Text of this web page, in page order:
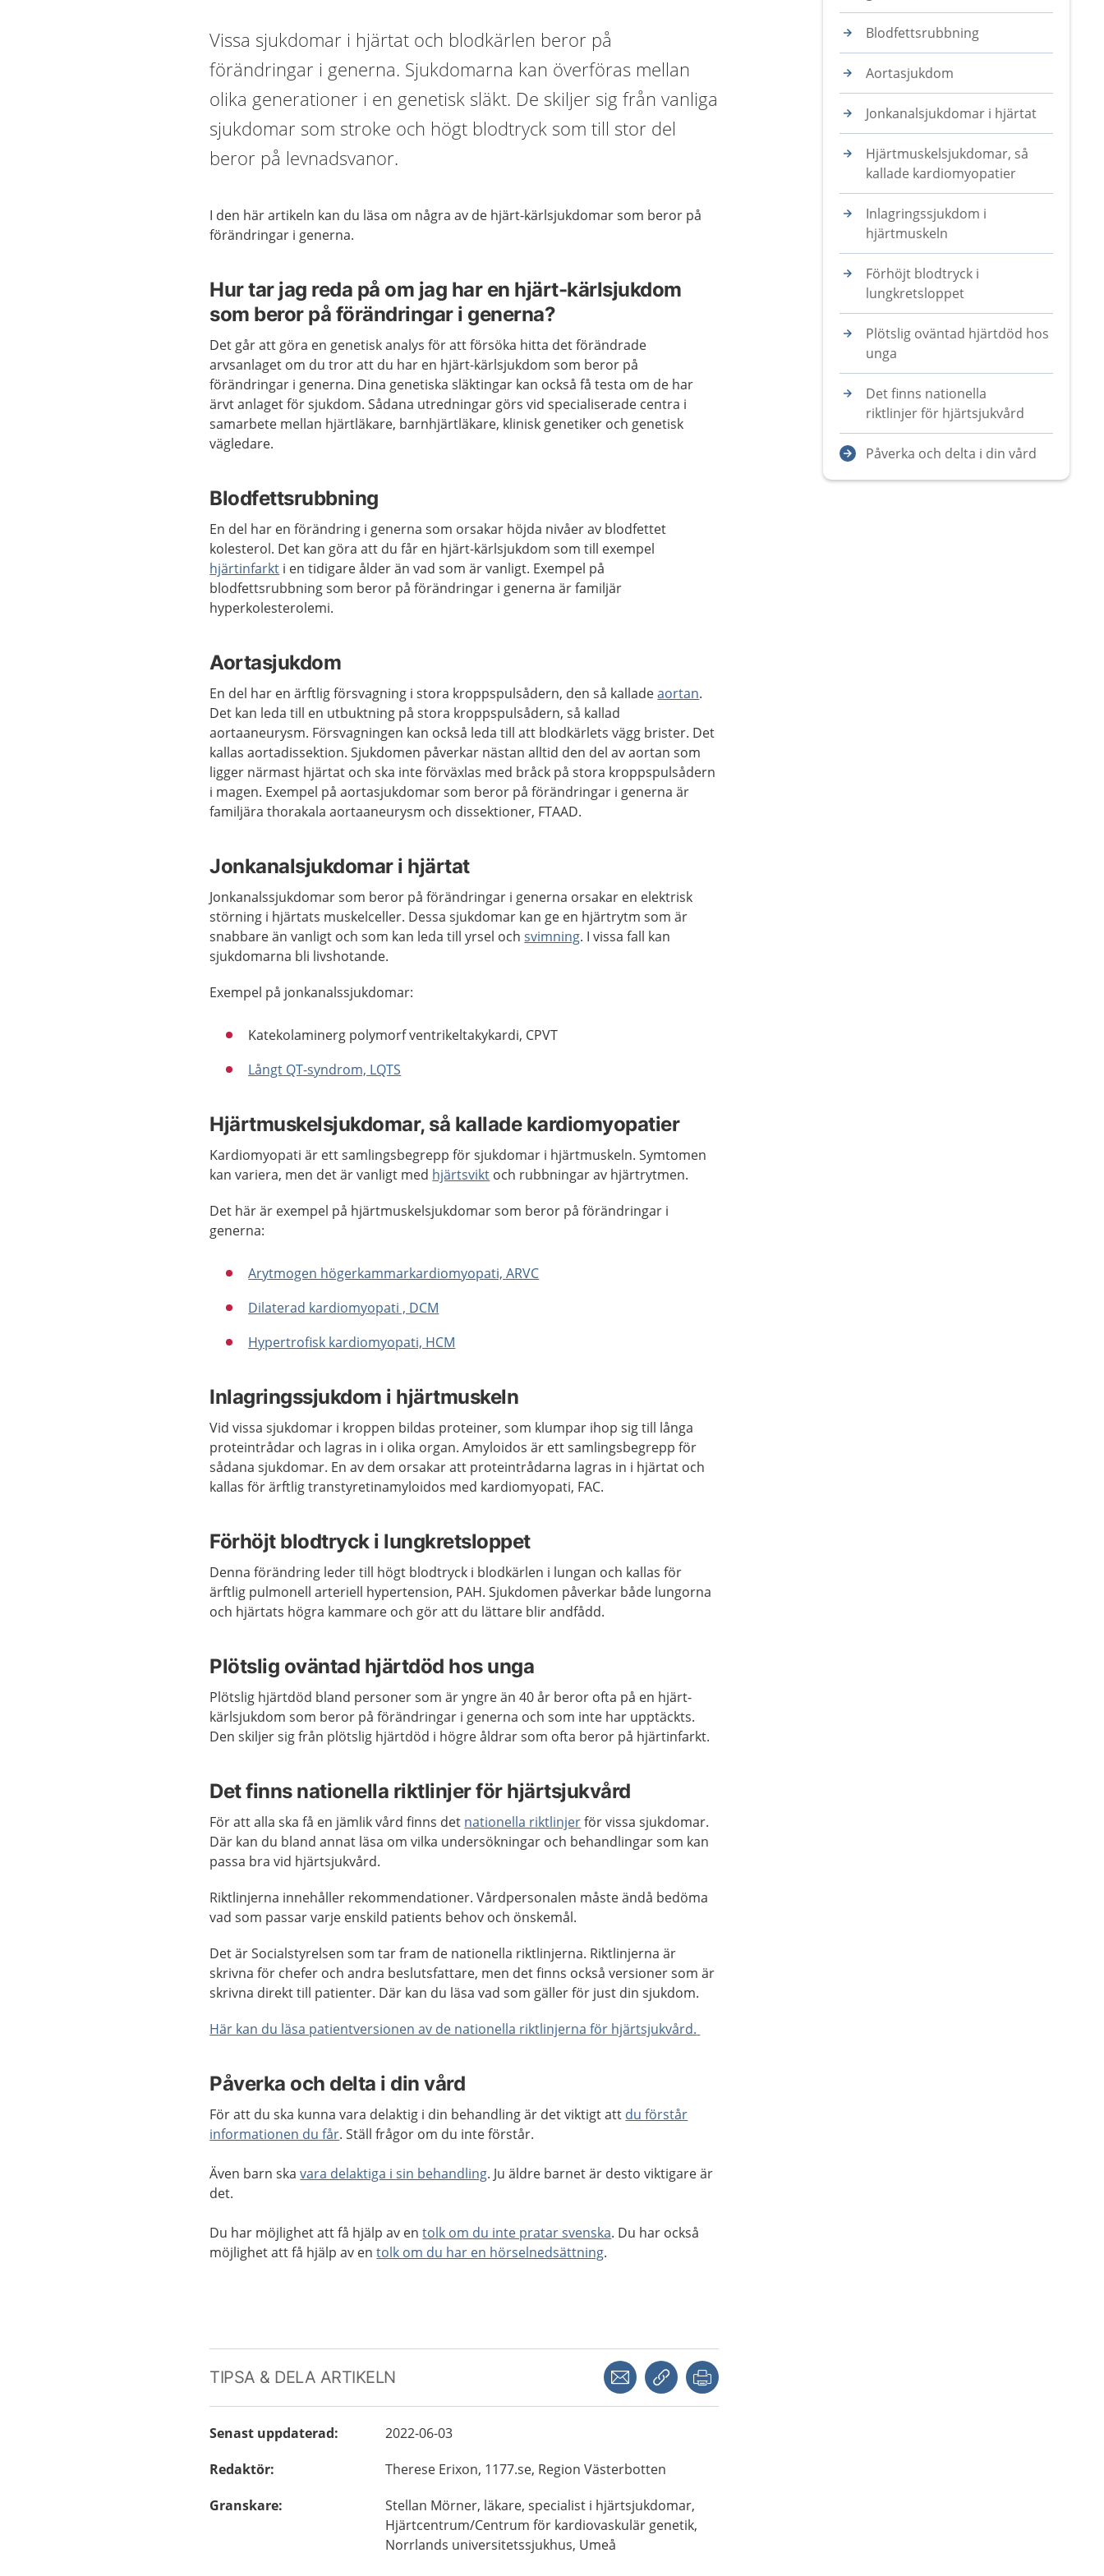
Vissa sjukdomar i hjärtat och blodkärlen beror på
förändringar i generna. Sjukdomarna kan överföras mellan
olika generationer i en genetisk släkt. De skiljer sig från vanliga
sjukdomar som stroke och högt blodtryck som till stor del
beror på levnadsvanor.
I den här artikeln kan du läsa om några av de hjärt-kärlsjukdomar som beror på
förändringar i generna.
Hur tar jag reda på om jag har en hjärt-kärlsjukdom
som beror på förändringar i generna?
Det går att göra en genetisk analys för att försöka hitta det förändrade
arvsanlaget om du tror att du har en hjärt-kärlsjukdom som beror på
förändringar i generna. Dina genetiska släktingar kan också få testa om de har
ärvt anlaget för sjukdom. Sådana utredningar görs vid specialiserade centra i
samarbete mellan hjärtläkare, barnhjärtläkare, klinisk genetiker och genetisk
vägledare.
Blodfettsrubbning
En del har en förändring i generna som orsakar höjda nivåer av blodfettet
kolesterol. Det kan göra att du får en hjärt-kärlsjukdom som till exempel
hjärtinfarkt i en tidigare ålder än vad som är vanligt. Exempel på
blodfettsrubbning som beror på förändringar i generna är familjär
hyperkolesterolemi.
Aortasjukdom
En del har en ärftlig försvagning i stora kroppspulsådern, den så kalladeaortan.
Det kan leda till en utbuktning på stora kroppspulsådern, så kallad
aortaaneurysm. Försvagningen kan också leda till att blodkärlets vägg brister. Det
kallas aortadissektion. Sjukdomen påverkar nästan alltid den del av aortan som
ligger närmast hjärtat och ska inte förväxlas med bråck på stora kroppspulsådern
i magen. Exempel på aortasjukdomar som beror på förändringar i generna är
familjära thorakala aortaaneurysm och dissektioner, FTAAD.
Jonkanalsjukdomar i hjärtat
Jonkanalssjukdomar som beror på förändringar i generna orsakar en elektrisk
störning i hjärtats muskelceller. Dessa sjukdomar kan ge en hjärtrytm som är
snabbare än vanligt och som kan leda till yrsel ochsvimning. I vissa fall kan
sjukdomarna bli livshotande.
Exempel på jonkanalssjukdomar:
Katekolaminerg polymorf ventrikeltakykardi, CPVT
Långt QT-syndrom, LQTS
Hjärtmuskelsjukdomar, så kallade kardiomyopatier
Kardiomyopati är ett samlingsbegrepp för sjukdomar i hjärtmuskeln. Symtomen
kan variera, men det är vanligt med hjärtsvikt och rubbningar av hjärtrytmen.
Det här är exempel på hjärtmuskelsjukdomar som beror på förändringar i
generna:
Arytmogen högerkammarkardiomyopati, ARVC
Dilaterad kardiomyopati , DCM
Hypertrofisk kardiomyopati, HCM
Inlagringssjukdom i hjärtmuskeln
Vid vissa sjukdomar i kroppen bildas proteiner, som klumpar ihop sig till långa
proteintrådar och lagras in i olika organ. Amyloidos är ett samlingsbegrepp för
sådana sjukdomar. En av dem orsakar att proteintrådarna lagras in i hjärtat och
kallas för ärftlig transtyretinamyloidos med kardiomyopati, FAC.
Förhöjt blodtryck i lungkretsloppet
Denna förändring leder till högt blodtryck i blodkärlen i lungan och kallas för
ärftlig pulmonell arteriell hypertension, PAH. Sjukdomen påverkar både lungorna
och hjärtats högra kammare och gör att du lättare blir andfådd.
Plötslig oväntad hjärtdöd hos unga
Plötslig hjärtdöd bland personer som är yngre än 40 år beror ofta på en hjärt-
kärlsjukdom som beror på förändringar i generna och som inte har upptäckts.
Den skiljer sig från plötslig hjärtdöd i högre åldrar som ofta beror på hjärtinfarkt.
Det finns nationella riktlinjer för hjärtsjukvård
För att alla ska få en jämlik vård finns det nationella riktlinjerför vissa sjukdomar.
Där kan du bland annat läsa om vilka undersökningar och behandlingar som kan
passa bra vid hjärtsjukvård.
Riktlinjerna innehåller rekommendationer. Vårdpersonalen måste ändå bedöma
vad som passar varje enskild patients behov och önskemål.
Det är Socialstyrelsen som tar fram de nationella riktlinjerna. Riktlinjerna är
skrivna för chefer och andra beslutsfattare, men det finns också versioner som är
skrivna direkt till patienter. Där kan du läsa vad som gäller för just din sjukdom.
Här kan du läsa patientversionen av de nationella riktlinjerna för hjärtsjukvård.
Påverka och delta i din vård
För att du ska kunna vara delaktig i din behandling är det viktigt att du förstår
informationen du får. Ställ frågor om du inte förstår.
Även barn skavara delaktiga i sin behandling. Ju äldre barnet är desto viktigare är
det.
Du har möjlighet att få hjälp av entolk om du inte pratar svenska. Du har också
möjlighet att få hjälp av entolk om du har en hörselnedsättning.
TIPSA & DELA ARTIKELN Dela via mejlKopiera länk
Senast uppdaterad:
2022-06-03
Redaktör: Therese Erixon, 1177.se, Region Västerbotten
Granskare: Stellan Mörner, läkare, specialist i hjärtsjukdomar,
Hjärtcentrum/Centrum för kardiovaskulär genetik,
Norrlands universitetssjukhus, Umeå
Blodfettsrubbning
Aortasjukdom
Jonkanalsjukdomar i hjärtat
Hjärtmuskelsjukdomar, så
kallade kardiomyopatier
Inlagringssjukdom i
hjärtmuskeln
Förhöjt blodtryck i
lungkretsloppet
Plötslig oväntad hjärtdöd hos
unga
Det finns nationella
riktlinjer för hjärtsjukvård
Påverka och delta i din vård